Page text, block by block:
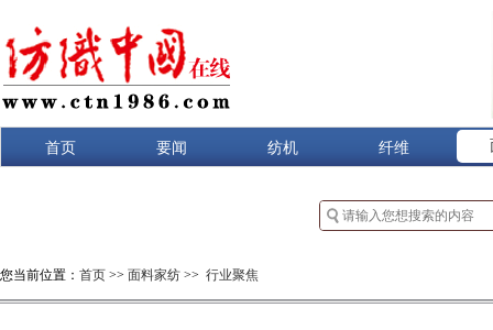
首页 要闻 纺机 纤维
您当前位置： 首页 >> 面料家纺 >> 行业聚焦